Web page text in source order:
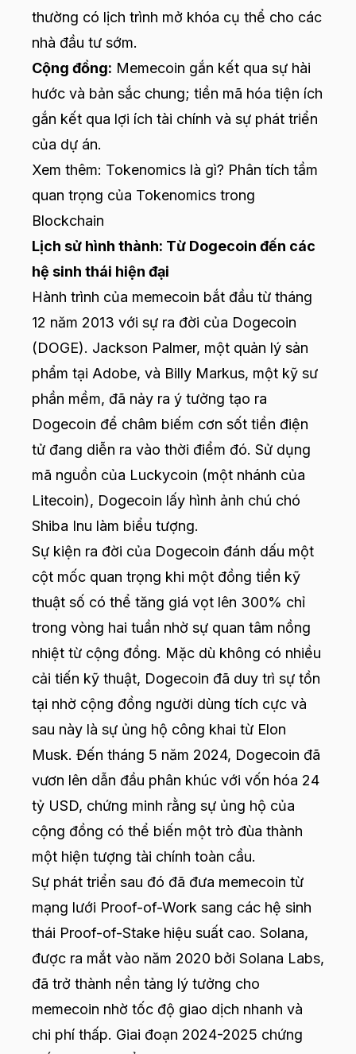
thường có lịch trình mở khóa cụ thể cho các
nhà đầu tư sớm.
Cộng đồng: Memecoin gắn kết qua sự hài
hước và bản sắc chung; tiền mã hóa tiện ích
gắn kết qua lợi ích tài chính và sự phát triển
của dự án.
Xem thêm: Tokenomics là gì? Phân tích tầm
quan trọng của Tokenomics trong
Blockchain
Lịch sử hình thành: Từ Dogecoin đến các
hệ sinh thái hiện đại
Hành trình của memecoin bắt đầu từ tháng
12 năm 2013 với sự ra đời của Dogecoin
(DOGE). Jackson Palmer, một quản lý sản
phẩm tại Adobe, và Billy Markus, một kỹ sư
phần mềm, đã nảy ra ý tưởng tạo ra
Dogecoin để châm biếm cơn sốt tiền điện
tử đang diễn ra vào thời điểm đó. Sử dụng
mã nguồn của Luckycoin (một nhánh của
Litecoin), Dogecoin lấy hình ảnh chú chó
Shiba Inu làm biểu tượng.
Sự kiện ra đời của Dogecoin đánh dấu một
cột mốc quan trọng khi một đồng tiền kỹ
thuật số có thể tăng giá vọt lên 300% chỉ
trong vòng hai tuần nhờ sự quan tâm nồng
nhiệt từ cộng đồng. Mặc dù không có nhiều
cải tiến kỹ thuật, Dogecoin đã duy trì sự tồn
tại nhờ cộng đồng người dùng tích cực và
sau này là sự ủng hộ công khai từ Elon
Musk. Đến tháng 5 năm 2024, Dogecoin đã
vươn lên dẫn đầu phân khúc với vốn hóa 24
tỷ USD, chứng minh rằng sự ủng hộ của
cộng đồng có thể biến một trò đùa thành
một hiện tượng tài chính toàn cầu.
Sự phát triển sau đó đã đưa memecoin từ
mạng lưới Proof-of-Work sang các hệ sinh
thái Proof-of-Stake hiệu suất cao. Solana,
được ra mắt vào năm 2020 bởi Solana Labs,
đã trở thành nền tảng lý tưởng cho
memecoin nhờ tốc độ giao dịch nhanh và
chi phí thấp. Giai đoạn 2024-2025 chứng